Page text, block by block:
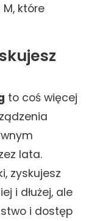
które
to coś więcej
lata.
zyskujesz
i dłużej, ale
i dostęp